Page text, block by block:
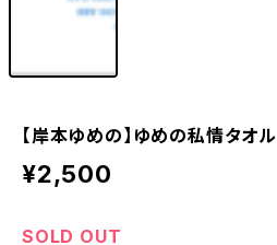
【岸本ゆめの】ゆめの私情タオル
¥2,500
SOLD OUT